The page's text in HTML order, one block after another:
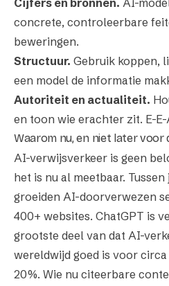
Cijfers en bronnen. AI-
concrete, controleerbare
beweringen.
Structuur. Gebruik koppen,
een model de informatie
Autoriteit en actualiteit.
en toon wie erachter zit. E-
Waarom nu, en niet later voor
AI-verwijsverkeer is geen
het is nu al meetbaar.
groeiden AI-doorverwezen
400+ websites. ChatGPT is
grootste deel van dat AI-
wereldwijd goed is voor circa
20%. Wie nu citeerbare